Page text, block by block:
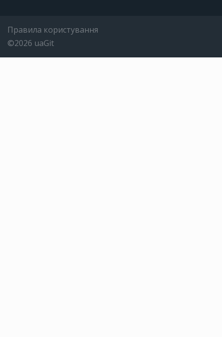
Правила користування
©2026 uaGit